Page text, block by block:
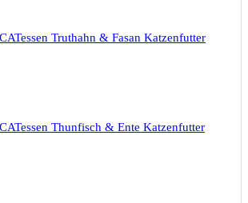
Truthahn & Fasan Katzenfutter
Thunfisch & Ente Katzenfutter